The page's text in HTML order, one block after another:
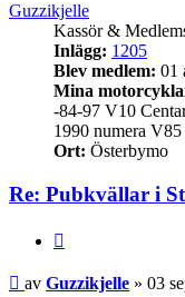
Guzzikjelle
Kassör &
Inlägg: 1205
Blev medlem: 01
Mina
-84-97 V10
1990 numera
Ort: Österbymo
Re: Pubkvällar i
Inlägg
av Guzzikjelle » 03